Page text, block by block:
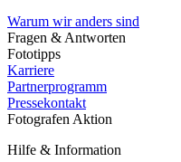
Warum wir anders sind
Fragen & Antworten
Fototipps
Karriere
Partnerprogramm
Pressekontakt
Fotografen Aktion
Hilfe & Information